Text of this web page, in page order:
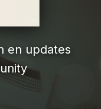
en updates